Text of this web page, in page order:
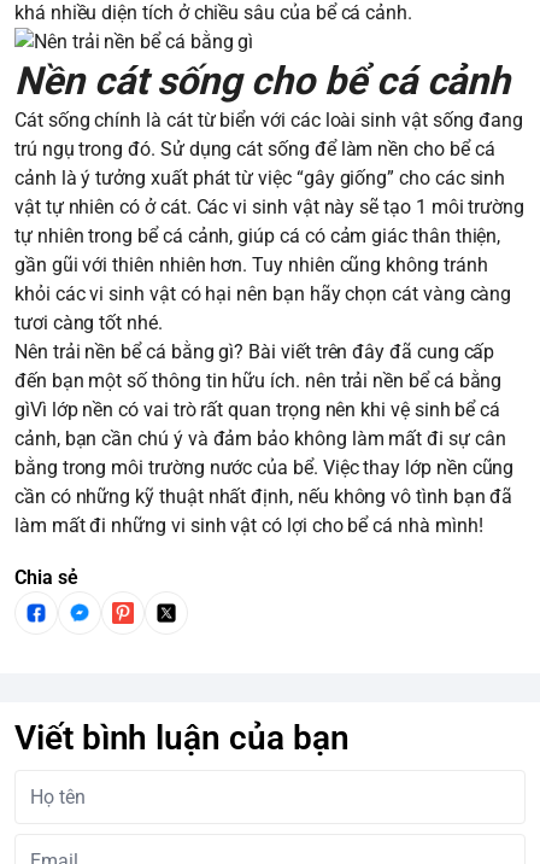
khá nhiều diện tích ở chiều sâu của bể cá cảnh.
Nền cát sống cho bể cá cảnh
Cát sống chính là cát từ biển với các loài sinh vật sống đang
trú ngụ trong đó. Sử dụng cát sống để làm nền cho bể cá
cảnh là ý tưởng xuất phát từ việc “gây giống” cho các sinh
vật tự nhiên có ở cát. Các vi sinh vật này sẽ tạo 1 môi trường
tự nhiên trong bể cá cảnh, giúp cá có cảm giác thân thiện,
gần gũi với thiên nhiên hơn. Tuy nhiên cũng không tránh
khỏi các vi sinh vật có hại nên bạn hãy chọn cát vàng càng
tươi càng tốt nhé.
Nên trải nền bể cá bằng gì? Bài viết trên đây đã cung cấp
đến bạn một số thông tin hữu ích. nên trải nền bể cá bằng
gìVì lớp nền có vai trò rất quan trọng nên khi vệ sinh bể cá
cảnh, bạn cần chú ý và đảm bảo không làm mất đi sự cân
bằng trong môi trường nước của bể. Việc thay lớp nền cũng
cần có những kỹ thuật nhất định, nếu không vô tình bạn đã
làm mất đi những vi sinh vật có lợi cho bể cá nhà mình!
Chia sẻ
Viết bình luận của bạn